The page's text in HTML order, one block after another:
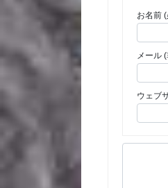
お名前
メール
ウェブ